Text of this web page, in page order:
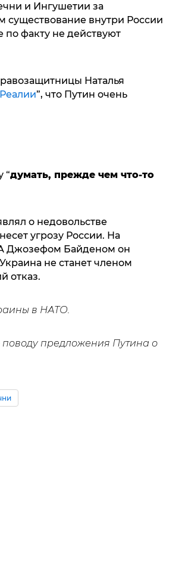
и Ингушетии за
существование внутри России
по факту не действуют
Наталья
”, что Путин очень
“думать, прежде чем что-то
о недовольстве
угрозу России. На
Джозефом Байденом он
не станет членом
отказ.
в НАТО.
поводу предложения Путина о